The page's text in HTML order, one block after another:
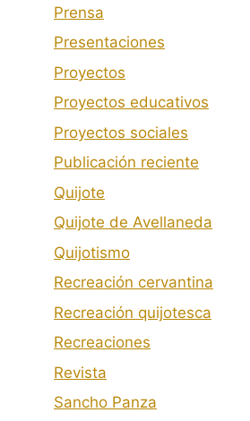
Prensa
Presentaciones
Proyectos
Proyectos educativos
Proyectos sociales
Publicación reciente
Quijote
Quijote de Avellaneda
Quijotismo
Recreación cervantina
Recreación quijotesca
Recreaciones
Revista
Sancho Panza